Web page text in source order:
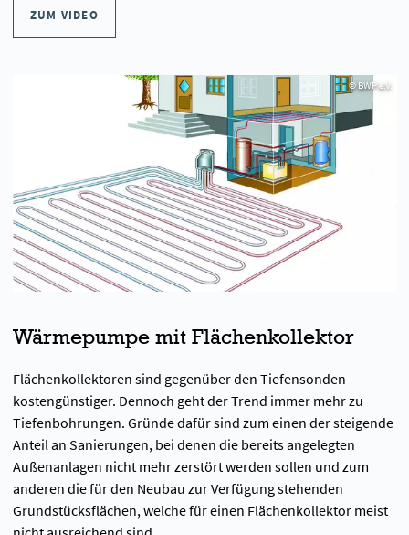
ZUM VIDEO
© BWP e.V.
Wärmepumpe mit Flächenkollektor
Flächenkollektoren sind gegenüber den Tiefensonden
kostengünstiger. Dennoch geht der Trend immer mehr zu
Tiefenbohrungen. Gründe dafür sind zum einen der steigende
Anteil an Sanierungen, bei denen die bereits angelegten
Außenanlagen nicht mehr zerstört werden sollen und zum
anderen die für den Neubau zur Verfügung stehenden
Grundstücksflächen, welche für einen Flächenkollektor meist